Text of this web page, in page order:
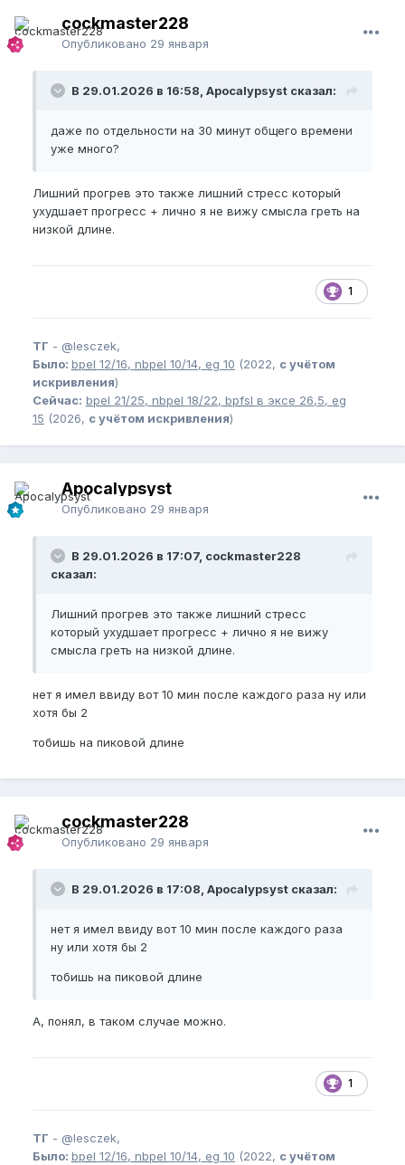
cockmaster228
Опубликовано 29 января
В 29.01.2026 в 16:58, Apocalypsyst сказал:
даже по отдельности на 30 минут общего времени
уже много?
Лишний прогрев это также лишний стресс который
ухудшает прогресс + лично я не вижу смысла греть на
низкой длине.
1
ТГ - @lesczek,
Было: bpel 12/16, nbpel 10/14, eg 10 (2022, с учётом
искривления)
Сейчас: bpel 21/25, nbpel 18/22, bpfsl в эксе 26,5, eg
15 (2026, с учётом искривления)
Apocalypsyst
Опубликовано 29 января
В 29.01.2026 в 17:07, cockmaster228
сказал:
Лишний прогрев это также лишний стресс
который ухудшает прогресс + лично я не вижу
смысла греть на низкой длине.
нет я имел ввиду вот 10 мин после каждого раза ну или
хотя бы 2
тобишь на пиковой длине
cockmaster228
Опубликовано 29 января
В 29.01.2026 в 17:08, Apocalypsyst сказал:
нет я имел ввиду вот 10 мин после каждого раза
ну или хотя бы 2
тобишь на пиковой длине
А, понял, в таком случае можно.
1
ТГ - @lesczek,
Было: bpel 12/16, nbpel 10/14, eg 10 (2022, с учётом